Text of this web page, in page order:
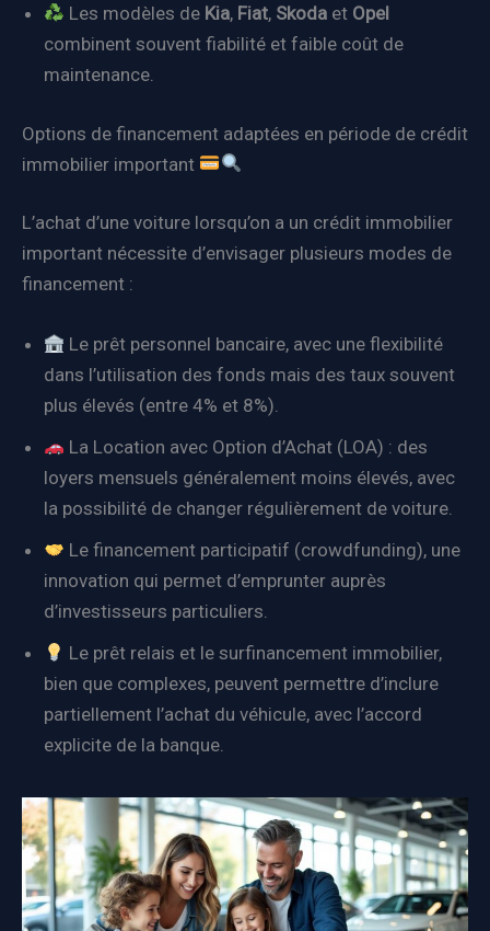
Les modèles de Kia, Fiat, Skoda et Opel
combinent souvent fiabilité et faible coût de
maintenance.
Options de financement adaptées en période de crédit
immobilier important
L’achat d’une voiture lorsqu’on a un crédit immobilier
important nécessite d’envisager plusieurs modes de
financement :
Le prêt personnel bancaire, avec une flexibilité
dans l’utilisation des fonds mais des taux souvent
plus élevés (entre 4% et 8%).
La Location avec Option d’Achat (LOA) : des
loyers mensuels généralement moins élevés, avec
la possibilité de changer régulièrement de voiture.
Le financement participatif (crowdfunding), une
innovation qui permet d’emprunter auprès
d’investisseurs particuliers.
Le prêt relais et le surfinancement immobilier,
bien que complexes, peuvent permettre d’inclure
partiellement l’achat du véhicule, avec l’accord
explicite de la banque.